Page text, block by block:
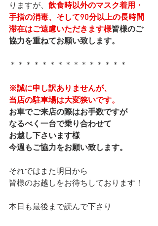
りますが、 飲食時以外のマスク着用・
手指の消毒、そして90分以上の長時間
滞在はご遠慮いただきます様皆様のご
協力を重ねてお願い致します。
＊＊＊＊＊＊＊＊＊＊＊＊＊＊＊
※誠に申し訳ありませんが、
当店の駐車場は大変狭いです。
お車でご来店の際はお手数ですが
なるべく一台で乗り合わせて
お越し下さいます様
今週もご協力をお願い致します。
それではまた明日から
皆様のお越しをお待ちしております！
本日も最後まで読んで下さり